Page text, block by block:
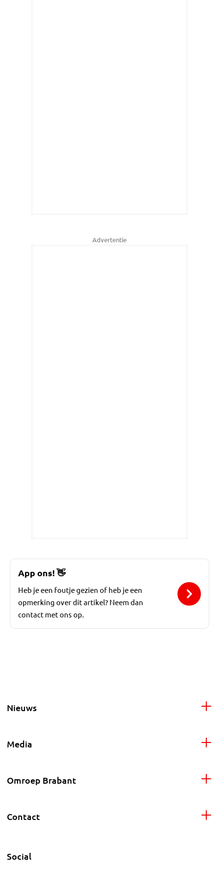
Advertentie
App ons!👋
Heb je een foutje gezien of heb je een
opmerking over dit artikel? Neem dan
contact met ons op.
Nieuws
Media
Omroep Brabant
Contact
Social